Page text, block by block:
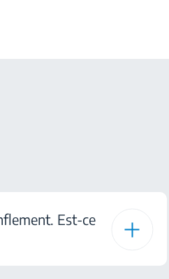
Est-ce